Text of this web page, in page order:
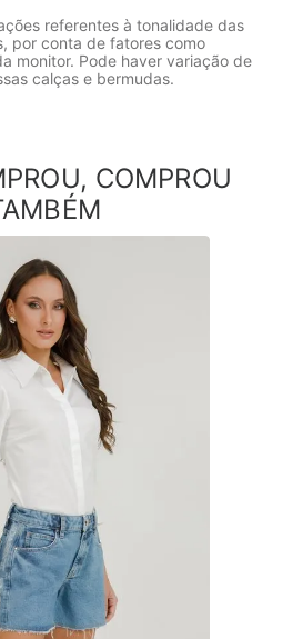
referentes à tonalidade das
por conta de fatores como
monitor. Pode haver variação de
calças e bermudas.
COMPROU